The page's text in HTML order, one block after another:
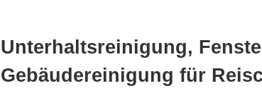
Unterhaltsreinigung,
Gebäudereinigung für